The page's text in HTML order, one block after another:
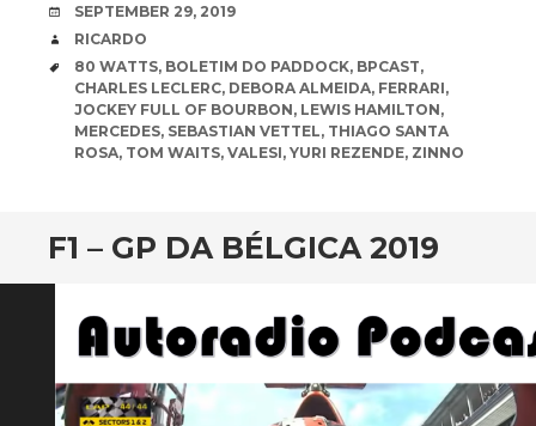
DATE
SEPTEMBER 29, 2019
AUTHOR
RICARDO
TAGS
80 WATTS, BOLETIM DO PADDOCK, BPCAST,
CHARLES LECLERC, DEBORA ALMEIDA, FERRARI,
JOCKEY FULL OF BOURBON, LEWIS HAMILTON,
MERCEDES, SEBASTIAN VETTEL, THIAGO SANTA
ROSA, TOM WAITS, VALESI, YURI REZENDE, ZINNO
F1 – GP DA BÉLGICA 2019